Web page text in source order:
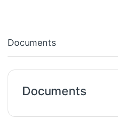
Documents
Documents